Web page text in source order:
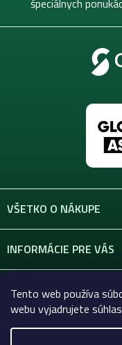
Tento web používa
webu vyjadrujete
VŠETKO O NÁKUPE
INFORMÁCIE PRE VÁS
KONTAKT